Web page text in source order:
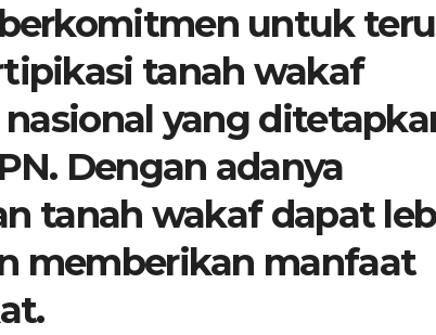
untuk
tanah wakaf
yang
Dengan adanya
tanah wakaf dapat
memberikan manfaat